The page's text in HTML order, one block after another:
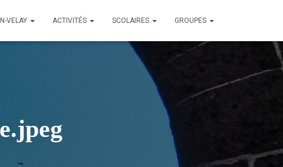
VELAY ACTIVITÉS SCOLAIRES GROUPES